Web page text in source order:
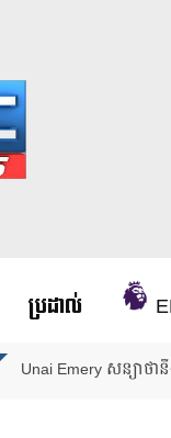
ប្រដាល់
Unai Emery សន្យាថា